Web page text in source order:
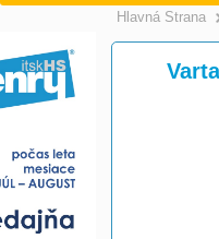
Hlavná Strana